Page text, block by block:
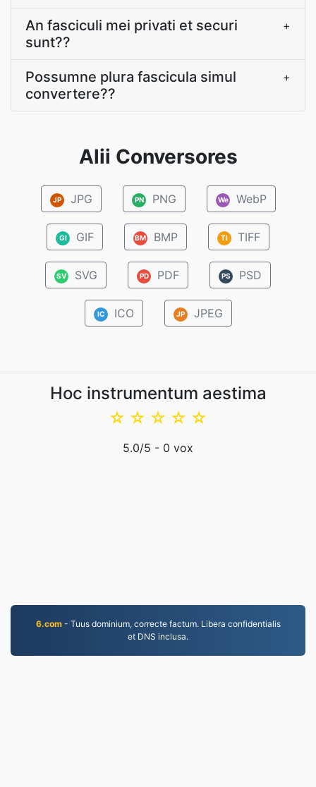
An fasciculi mei privati et securi
sunt??
+
Possumne plura fascicula simul
convertere??
+
Alii Conversores
JP JPG PN PNG We WebP
GI GIF BM BMP TI TIFF
SV SVG PD PDF PS PSD
IC ICO JP JPEG
Hoc instrumentum aestima
☆
☆
☆
☆
☆
5.0/5 - 0 vox
6.com- Tuus dominium, correcte factum. Libera confidentialis
et DNS inclusa.